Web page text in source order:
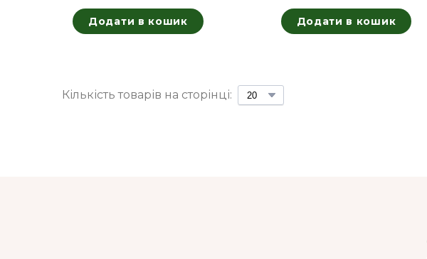
Додати в кошик Додати в кошик
Кількість товарів на сторінці: